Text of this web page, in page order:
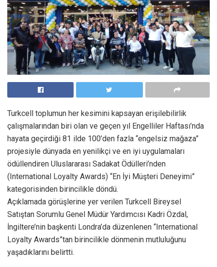
Turkcell toplumun her kesimini kapsayan erişilebilirlik
çalışmalarından biri olan ve geçen yıl Engelliler Haftası’nda
hayata geçirdiği 81 ilde 100’den fazla “engelsiz mağaza”
projesiyle dünyada en yenilikçi ve en iyi uygulamaları
ödüllendiren Uluslararası Sadakat Ödülleri’nden
(International Loyalty Awards) “En İyi Müşteri Deneyimi”
kategorisinden birincilikle döndü.
Açıklamada görüşlerine yer verilen Turkcell Bireysel
Satıştan Sorumlu Genel Müdür Yardımcısı Kadri Özdal,
İngiltere’nin başkenti Londra’da düzenlenen “International
Loyalty Awards”tan birincilikle dönmenin mutluluğunu
yaşadıklarını belirtti.